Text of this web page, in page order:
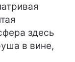
здесь
в вине,